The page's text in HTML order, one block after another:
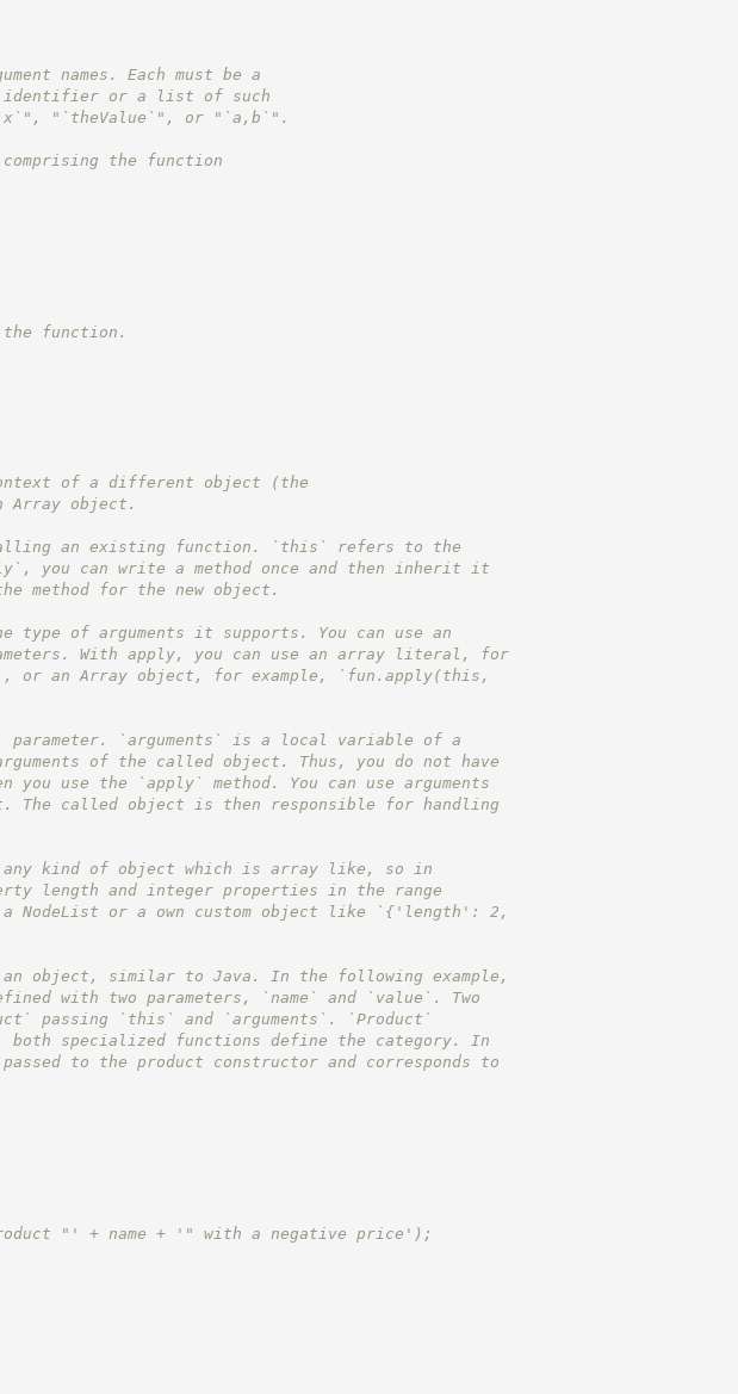
names. Each must be a
identifier or a list of such
"`x`", "`theValue`", or "`a,b`".
the function
the function.
of a different object (the
Array object.
an existing function. `this` refers to the
you can write a method once and then inherit it
method for the new object.
of arguments it supports. You can use an
With apply, you can use an array literal, for
an Array object, for example, `fun.apply(this,
parameter. `arguments` is a local variable of a
of the called object. Thus, you do not have
use the `apply` method. You can use arguments
The called object is then responsible for handling
any kind of object which is array like, so in
length and integer properties in the range
NodeList or a own custom object like `{'length': 2,
object, similar to Java. In the following example,
with two parameters, `name` and `value`. Two
passing `this` and `arguments`. `Product`
specialized functions define the category. In
to the product constructor and corresponds to
"' + name + '" with a negative price');